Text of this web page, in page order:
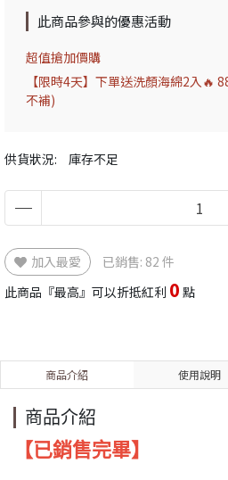
供貨狀況: 庫存不足
此商品參與的優惠活動
超值搶加價購
【限時4天】下單送洗顏海綿2入🔥
不補)
加入最愛
已銷售: 82 件
此商品『最高』可以折抵紅利 0 點
商品介紹 使用說明
商品介紹
【已銷售完畢】